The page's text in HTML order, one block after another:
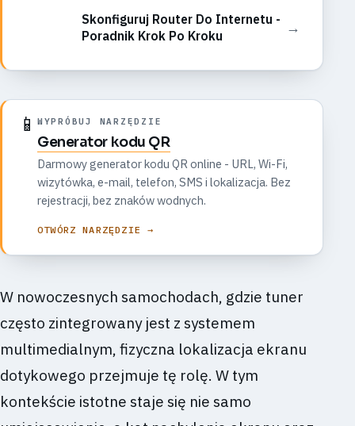
Skonfiguruj Router Do Internetu -
Poradnik Krok Po Kroku
→
📱 WYPRÓBUJ NARZĘDZIE
Generator kodu QR
Darmowy generator kodu QR online - URL, Wi-Fi,
wizytówka, e-mail, telefon, SMS i lokalizacja. Bez
rejestracji, bez znaków wodnych.
OTWÓRZ NARZĘDZIE →
W nowoczesnych samochodach, gdzie tuner
często zintegrowany jest z systemem
multimedialnym, fizyczna lokalizacja ekranu
dotykowego przejmuje tę rolę. W tym
kontekście istotne staje się nie samo